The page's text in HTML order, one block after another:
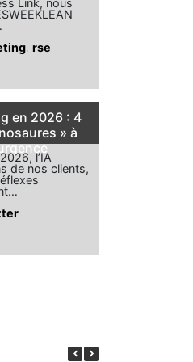
rse
en 2026 : 4
» à
l’IA
de nos clients,